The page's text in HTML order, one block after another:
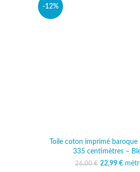
-12%
Toile coton imprimé baroque
335 centimètres –
26,00€
Le prix
22,99 € Le